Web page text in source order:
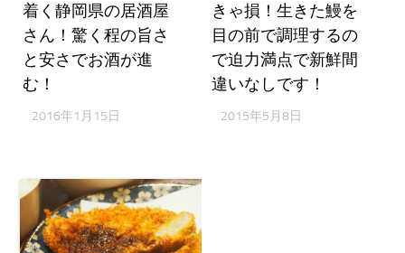
着く静岡県の居酒屋
さん！驚く程の旨さ
と安さでお酒が進
む！
2016年1月15日
きゃ損！生きた鰻を
目の前で調理するの
で迫力満点で新鮮間
違いなしです！
2015年5月8日